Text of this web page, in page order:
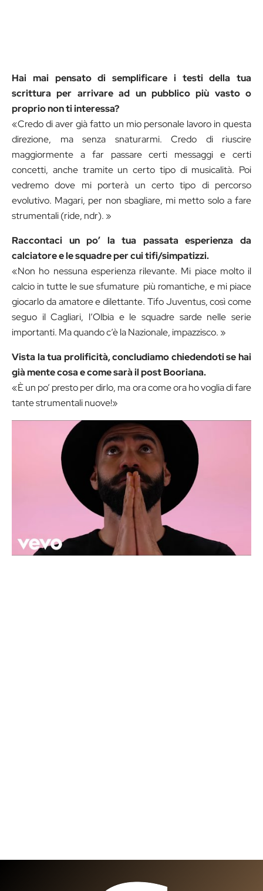
Hai mai pensato di semplificare i testi della tua
scrittura per arrivare ad un pubblico più vasto o
proprio non ti interessa?
«Credo di aver già fatto un mio personale lavoro in questa
direzione, ma senza snaturarmi. Credo di riuscire
maggiormente a far passare certi messaggi e certi
concetti, anche tramite un certo tipo di musicalità. Poi
vedremo dove mi porterà un certo tipo di percorso
evolutivo. Magari, per non sbagliare, mi metto solo a fare
strumentali (ride, ndr). »
Raccontaci un po’ la tua passata esperienza da
calciatore e le squadre per cui tifi/simpatizzi.
«Non ho nessuna esperienza rilevante. Mi piace molto il
calcio in tutte le sue sfumature più romantiche, e mi piace
giocarlo da amatore e dilettante. Tifo Juventus, così come
seguo il Cagliari, l’Olbia e le squadre sarde nelle serie
importanti. Ma quando c’è la Nazionale, impazzisco. »
Vista la tua prolificità, concludiamo chiedendoti se hai
già mente cosa e come sarà il post Booriana.
«È un po’ presto per dirlo, ma ora come ora ho voglia di fare
tante strumentali nuove!»